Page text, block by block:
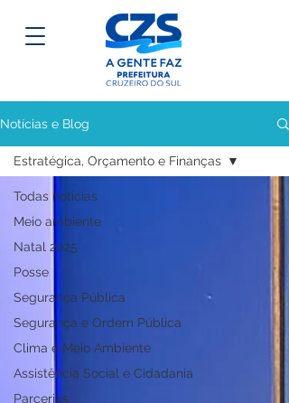
Notícias e Blog
Todas notícias
Meio ambiente
Natal 2025
Posse
Segurança Pública
Segurança e Ordem Pública
Clima e Meio Ambiente
Assistência Social e Cidadania
Parcerias
Estratégica, Orçamento e Finanças